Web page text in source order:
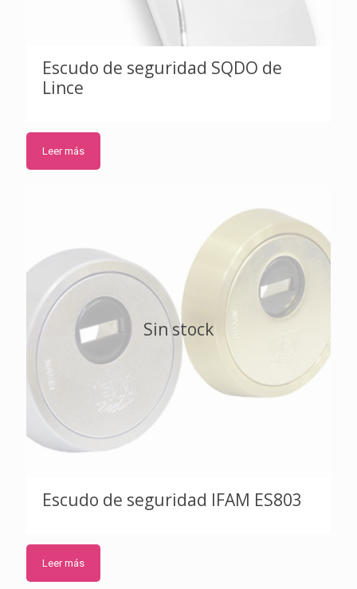
Escudo de seguridad SQDO de
Lince
Leer más
Sin stock
Escudo de seguridad IFAM ES803
Leer más